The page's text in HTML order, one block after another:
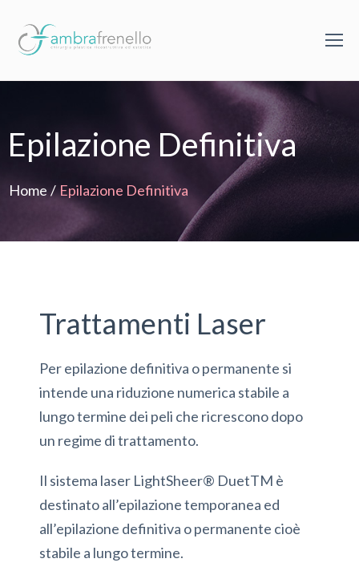
Epilazione Definitiva
Home/Epilazione Definitiva
Trattamenti Laser
Per epilazione definitiva o permanente si
intende una riduzione numerica stabile a
lungo termine dei peli che ricrescono dopo
un regime di trattamento.
Il sistema laser LightSheer® DuetTM è
destinato all’epilazione temporanea ed
all’epilazione definitiva o permanente cioè
stabile a lungo termine.